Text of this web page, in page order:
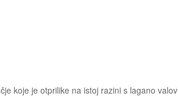
koje je otprilike na istoj razini s lagano